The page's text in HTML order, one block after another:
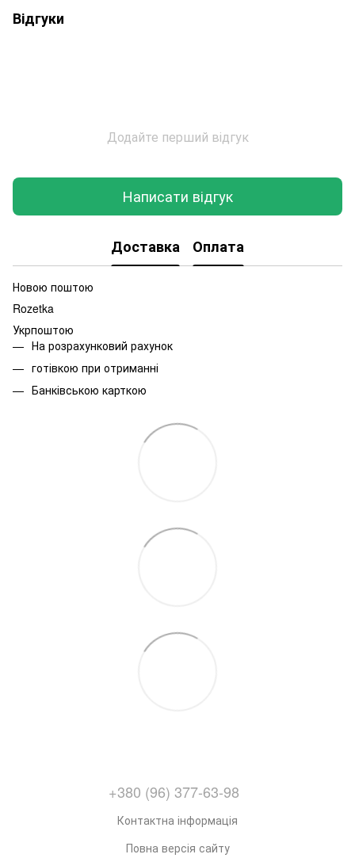
Відгуки
Додайте перший відгук
Написати відгук
Доставка Оплата
Новою поштою
Rozetka
Укрпоштою
На розрахунковий рахунок
готівкою при отриманні
Банківською карткою
+380 (96) 377-63-98
Контактна інформація
Повна версія сайту